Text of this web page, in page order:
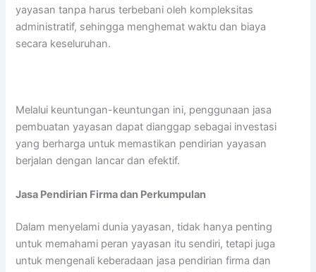
yayasan tanpa harus terbebani oleh kompleksitas
administratif, sehingga menghemat waktu dan biaya
secara keseluruhan.
Melalui keuntungan-keuntungan ini, penggunaan jasa
pembuatan yayasan dapat dianggap sebagai investasi
yang berharga untuk memastikan pendirian yayasan
berjalan dengan lancar dan efektif.
Jasa Pendirian Firma dan Perkumpulan
Dalam menyelami dunia yayasan, tidak hanya penting
untuk memahami peran yayasan itu sendiri, tetapi juga
untuk mengenali keberadaan jasa pendirian firma dan